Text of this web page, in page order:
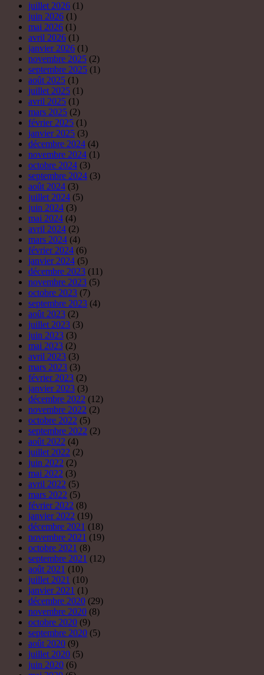
juillet 2026 (1)
juin 2026 (1)
mai 2026 (1)
avril 2026 (1)
janvier 2026 (1)
novembre 2025 (2)
septembre 2025 (1)
août 2025 (1)
juillet 2025 (1)
avril 2025 (1)
mars 2025 (2)
février 2025 (1)
janvier 2025 (3)
décembre 2024 (4)
novembre 2024 (1)
octobre 2024 (3)
septembre 2024 (3)
août 2024 (3)
juillet 2024 (5)
juin 2024 (3)
mai 2024 (4)
avril 2024 (2)
mars 2024 (4)
février 2024 (6)
janvier 2024 (5)
décembre 2023 (11)
novembre 2023 (5)
octobre 2023 (7)
septembre 2023 (4)
août 2023 (2)
juillet 2023 (3)
juin 2023 (3)
mai 2023 (2)
avril 2023 (3)
mars 2023 (3)
février 2023 (2)
janvier 2023 (3)
décembre 2022 (12)
novembre 2022 (2)
octobre 2022 (5)
septembre 2022 (2)
août 2022 (4)
juillet 2022 (2)
juin 2022 (2)
mai 2022 (3)
avril 2022 (5)
mars 2022 (5)
février 2022 (8)
janvier 2022 (19)
décembre 2021 (18)
novembre 2021 (19)
octobre 2021 (8)
septembre 2021 (12)
août 2021 (10)
juillet 2021 (10)
janvier 2021 (1)
décembre 2020 (29)
novembre 2020 (8)
octobre 2020 (9)
septembre 2020 (5)
août 2020 (9)
juillet 2020 (5)
juin 2020 (6)